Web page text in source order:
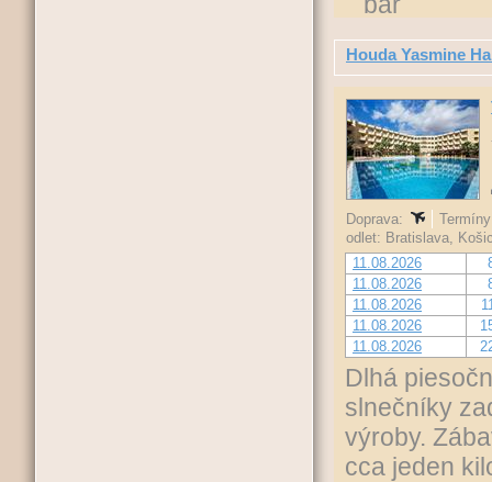
Houda Yasmine
Doprava:
odlet: Bratislava,
11.08.2026
11.08.2026
11.08.2026
11.08.2026
11.08.2026
Dlhá
slnečníky
výroby.
cca jeden